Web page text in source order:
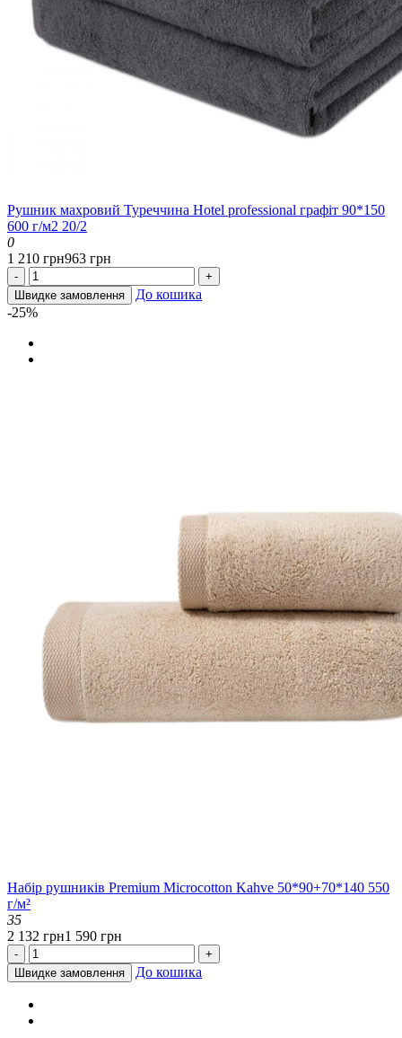
Рушник махровий Туреччина Hotel professional графіт 90*150
600 г/м2 20/2
0
1 210 грн963 грн
-
+
Швидке замовлення
До кошика
-25%
Набір рушників Premium Microcotton Kahve 50*90+70*140 550
г/м²
35
2 132 грн1 590 грн
-
+
Швидке замовлення
До кошика